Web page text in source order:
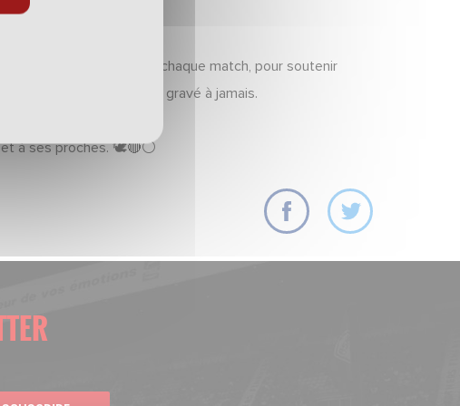
vendredi soir, comme à chaque match, pour soutenir
mais son héritage restera gravé à jamais.
et à ses proches.🕊️🔴⚪